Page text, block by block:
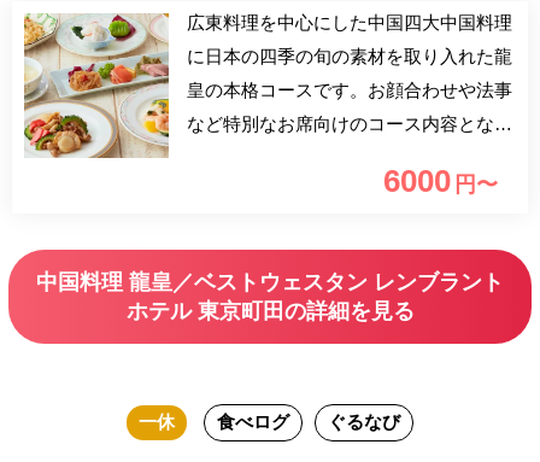
広東料理を中心にした中国四大中国料理
に日本の四季の旬の素材を取り入れた龍
皇の本格コースです。お顔合わせや法事
など特別なお席向けのコース内容となっ
6000 円〜
中国料理 龍皇／ベストウェスタン レンブラント
ホテル 東京町田の詳細を見る
一休 食べログ ぐるなび